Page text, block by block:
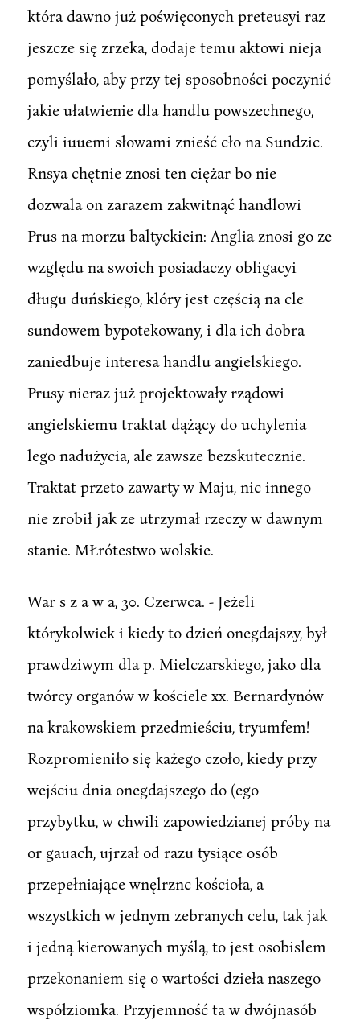
która dawno już poświęconych preteusyi raz
jeszcze się zrzeka, dodaje temu aktowi nieja
pomyślało, aby przy tej sposobności poczynić
jakie ułatwienie dla handlu powszechnego,
czyli iuuemi słowami znieść cło na Sundzic.
Rnsya chętnie znosi ten ciężar bo nie
dozwala on zarazem zakwitnąć handlowi
Prus na morzu baltyckiein: Anglia znosi go ze
względu na swoich posiadaczy obligacyi
długu duńskiego, klóry jest częścią na cle
sundowem bypotekowany, i dla ich dobra
zaniedbuje interesa handlu angielskiego.
Prusy nieraz już projektowały rządowi
angielskiemu traktat dążący do uchylenia
lego nadużycia, ale zawsze bezskutecznie.
Traktat przeto zawarty w Maju, nic innego
nie zrobił jak ze utrzymał rzeczy w dawnym
stanie. MŁrótestwo wolskie.
War s z a w a, 30. Czerwca. - Jeżeli
którykolwiek i kiedy to dzień onegdajszy, był
prawdziwym dla p. Mielczarskiego, jako dla
twórcy organów w kościele xx. Bernardynów
na krakowskiem przedmieściu, tryumfem!
Rozpromieniło się każego czoło, kiedy przy
wejściu dnia onegdajszego do (ego
przybytku, w chwili zapowiedzianej próby na
or gauach, ujrzał od razu tysiące osób
przepełniające wnęlrznc kościoła, a
wszystkich w jednym zebranych celu, tak jak
i jedną kierowanych myślą, to jest osobislem
przekonaniem się o wartości dzieła naszego
współziomka. Przyjemność ta w dwójnasób